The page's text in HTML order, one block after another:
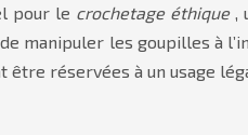
pour le crochetage éthique ,
manipuler les goupilles à
réservées à un usage